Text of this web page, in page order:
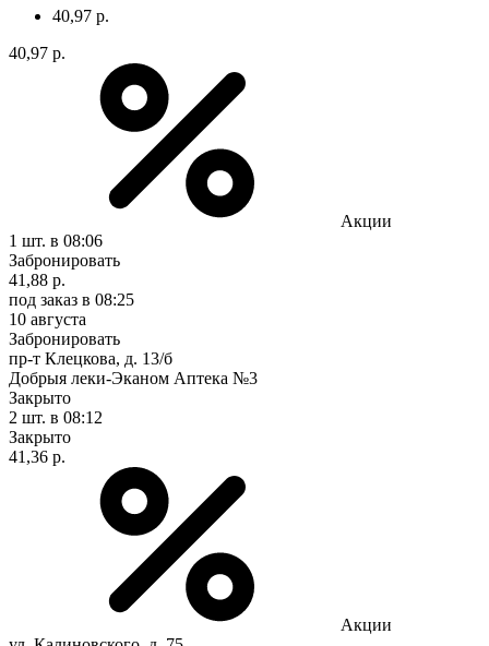
40,97 р.
40,97 р.
Акции
1 шт. в 08:06
Забронировать
41,88 р.
под заказ в 08:25
10 августа
Забронировать
пр-т Клецкова, д. 13/б
Добрыя леки-Эканом Аптека №3
Закрыто
2 шт. в 08:12
Закрыто
41,36 р.
Акции